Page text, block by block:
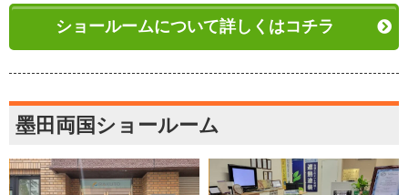
ショールームについて詳しくはコチラ
墨田両国ショールーム